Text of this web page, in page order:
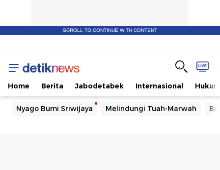
SCROLL TO CONTINUE WITH CONTENT
Home Berita Jabodetabek Internasional Hukum
Nyago Bumi Sriwijaya Melindungi Tuah-Marwah